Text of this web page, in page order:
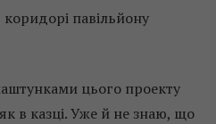
павільйону
цього проекту
в казці. Уже й не знаю, що